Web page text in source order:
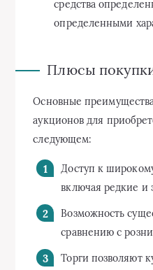
средства
определенными
Плюсы
Основные
аукционов для
следующем:
Доступ к
включая редкие и
Возможность
сравнению с
Торги позволяют